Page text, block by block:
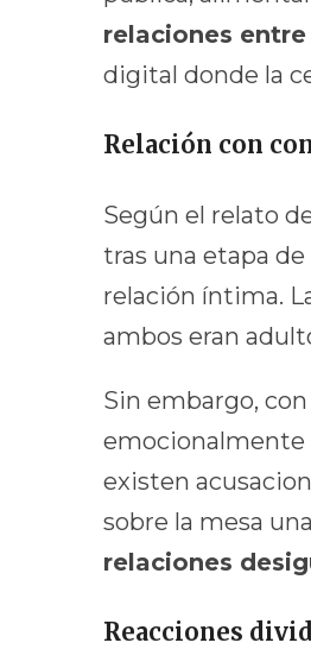
relaciones
digital donde la
Relación con
Según el relato
tras una etapa
relación íntima.
ambos eran
Sin embargo,
emocionalmente
existen
sobre la mesa
relaciones
Reacciones